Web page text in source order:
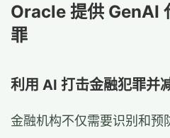
Oracle 提供 GenAI
罪
利用 AI 打击金融犯罪并
金融机构不仅需要识别和预